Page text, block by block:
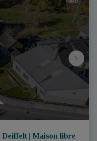
| Maison libre